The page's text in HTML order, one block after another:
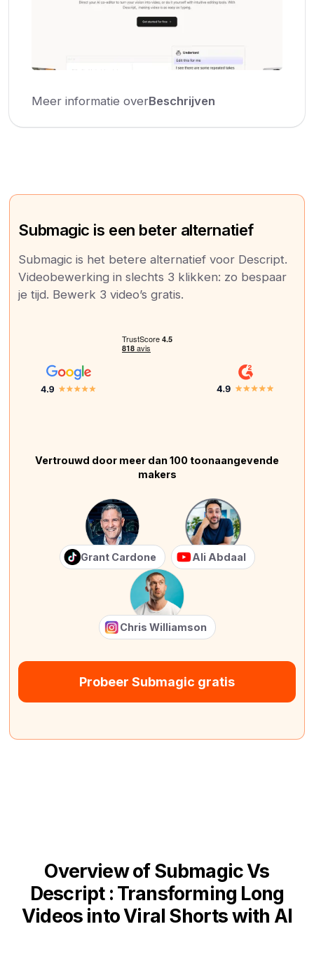
Meer informatie overBeschrijven
Submagic is een beter alternatief
Submagic is het betere alternatief voor Descript.
Videobewerking in slechts 3 klikken: zo bespaar
je tijd. Bewerk 3 video’s gratis.
Vertrouwd door meer dan 100 toonaangevende
makers
Grant Cardone Ali Abdaal
Chris Williamson
Probeer Submagic gratis
Overview of Submagic Vs
Descript : Transforming Long
Videos into Viral Shorts with AI